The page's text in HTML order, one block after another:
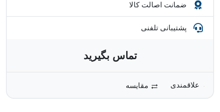
ضمانت اصالت کالا
پشتیبانی تلفنی
تماس بگیرید
مقایسه